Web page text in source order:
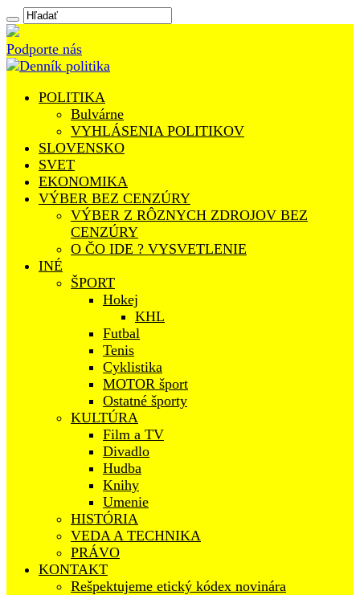
Podporte nás
POLITIKA
Bulvárne
VYHLÁSENIA POLITIKOV
SLOVENSKO
SVET
EKONOMIKA
VÝBER BEZ CENZÚRY
VÝBER Z RÔZNYCH ZDROJOV BEZ
CENZÚRY
O ČO IDE ? VYSVETLENIE
INÉ
ŠPORT
Hokej
KHL
Futbal
Tenis
Cyklistika
MOTOR šport
Ostatné športy
KULTÚRA
Film a TV
Divadlo
Hudba
Knihy
Umenie
HISTÓRIA
VEDA A TECHNIKA
PRÁVO
KONTAKT
Rešpektujeme etický kódex novinára